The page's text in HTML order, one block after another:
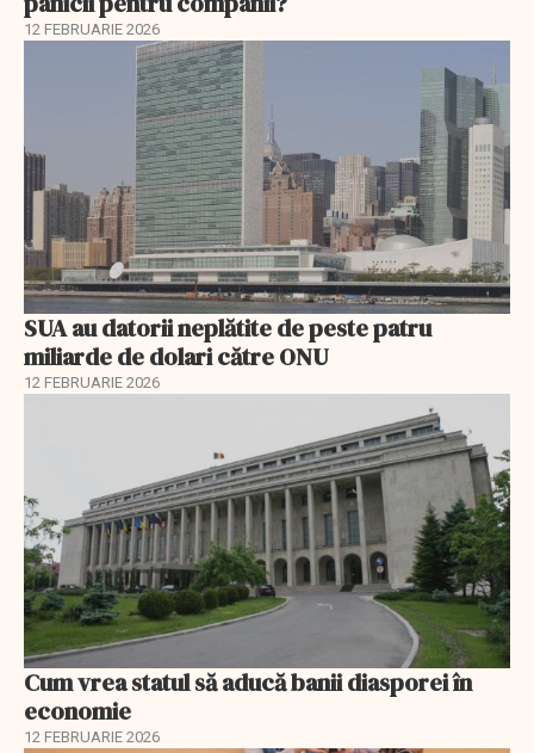
12 FEBRUARIE 2026
SUA au datorii neplătite de peste patru
miliarde de dolari către ONU
12 FEBRUARIE 2026
Cum vrea statul să aducă banii diasporei în
economie
12 FEBRUARIE 2026